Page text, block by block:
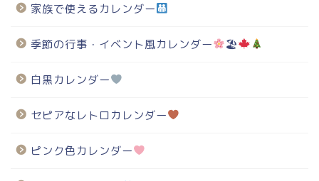
家族で使えるカレンダー
季節の行事・イベント風カレンダー 🏖
白黒カレンダー
セピアなレトロカレンダー
ピンク色カレンダー